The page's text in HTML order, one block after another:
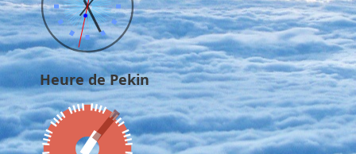
Heure de Pekin